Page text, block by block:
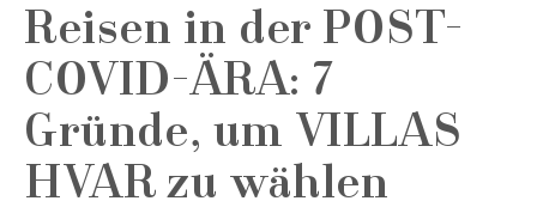
Reisen in der POST-
COVID-ÄRA: 7
Gründe, um VILLAS
HVAR zu wählen